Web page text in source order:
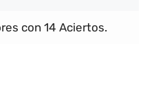
con 14 Aciertos.